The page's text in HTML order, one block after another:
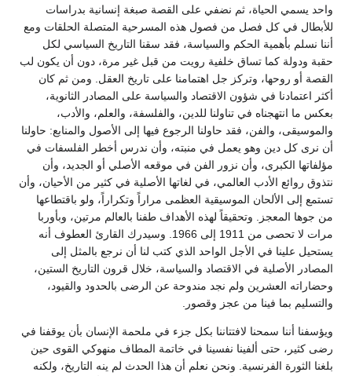
واحد يسمي الحياة، ثم نضفي على القصة صبغة إنسانية بدراسات
للأبطال في كل فصل من فصول هذه المسرحية المتصلة الحلقات ومع
أننا نسلم بأهمية الحكم والسياسة، فقد سقنا التاريخ السياسي لكل
حقبة ودولة كما تساق خلفية رويت من قبل غير مرة، دون أن يكون لب
القصة أو روحها، وتركز جل اهتمامنا على تاريخ العقل. ومن ثم كان
أكثر اعتمادنا في شؤون الاقتصاد والسياسة على المصادر الثانوية،
بعكس ما انتهجناه في تناولنا للدين، والفلسفة، والعلم، والأدب،
والموسيقى، والفن، فقد حاولنا الرجوع فيها إلى الأصول والمنابع: حاولنا
أن نرى كل دين وهو يعمل في منبته، وأن ندرس أخطر الفلسفات في
مؤلفاتها الكبرى، وأن نزور الفن في موقعه الأصلي أو الجديد، وأن
نتذوق روائع الأدب العالمي، في لغاتها الأصلية في كثير من الأحيان، وأن
تستمع إلى الألحان الموسيقية العظمى مراراً وتكراراً، ولو باقتطاعها
من جوها المعجز. وتحقيقاً لهذه الأهداف طفنا بالعالم مرتين، وبأوربا
مرات لا تحصى من 1911 إلى 1966. وسيدرك القارئ العطوف أنه
يستحيل علينا في الأجل الواحد الذي كتب لنا أن نرجع بالمثل إلى
المصادر الأصلية في الاقتصاد والسياسة، خلال قرون التاريخ الستين،
وحضاراته العشرين ولم نجد مندوحة عن الرضى بالحدود والقيود،
والتسليم بما فينا من عجز وقصور.
ويؤسفنا أننا سمحنا لافتتاننا بكل جزء في ملحمة الإنسان بأن يوقفنا في
رضى كثير، حتى ألفينا نفسينا في خاتمة المطاف منهوكي القوى حين
بلغنا الثورة الفرنسية. ونحن نعلم أن هذا الحدث لم ينه التاريخ، ولكنه